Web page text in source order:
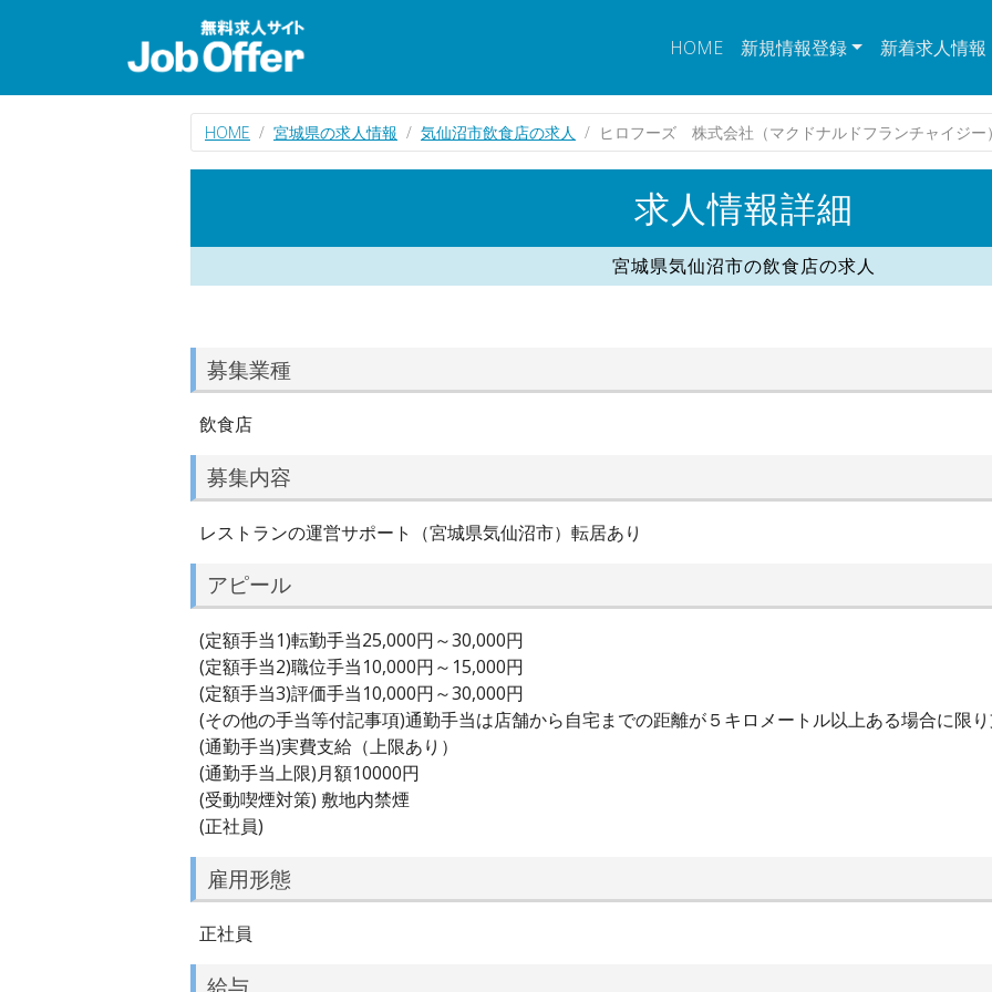
HOME 新規情報登録 新着求人情報
HOME 宮城県の求人情報 気仙沼市飲食店の求人 ヒロフーズ 株式会社（マクドナルドフランチャイジー
求人情報詳細
宮城県気仙沼市の飲食店の求人
募集業種
飲食店
募集内容
レストランの運営サポート（宮城県気仙沼市）転居あり
アピール
(定額手当1)転勤手当25,000円～30,000円
(定額手当2)職位手当10,000円～15,000円
(定額手当3)評価手当10,000円～30,000円
(その他の手当等付記事項)通勤手当は店舗から自宅までの距離が５キロメートル以上ある場合に限り
(通勤手当)実費支給（上限あり）
(通勤手当上限)月額10000円
(受動喫煙対策) 敷地内禁煙
(正社員)
雇用形態
正社員
給与